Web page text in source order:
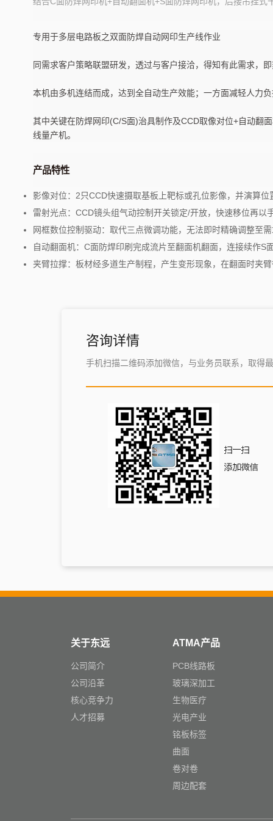
专用于多层电路板之双面防焊自动网印生产线作业
同需求客户策略联盟研发，透过与客户接洽，得知有此需求，
本机由多机连结而成，达到全自动生产效能；一方面减轻人力
其中关键在防焊网印(C/S面)治具制作及CCD取像对位+自动翻
线量产机。
产品特性
影像对位：2只CCD快速摄取基板上靶标或孔位影像，并演算
雷射光点：CCD镜头组气动控制开关锁定/开放，快速移位再
网框数位控制驱动：取代三点微调功能，无法即时精确调整至
自动翻面机：C面防焊印刷完成流片至翻面机翻面，连接续作S
夹臂拉撑：板材经多道生产制程，产生变形现象，在翻面时夹
全自动电路板网印机, 全自动防焊
咨询详情
手机扫描二维码添加微信，与业务员联系，取得
关于东远
公司简介
公司沿革
核心竞争力
人才招募
ATMA产品
PCB线路板
玻璃深加工
生物医疗
光电产业
铭板标签
曲面
卷对卷
周边配套